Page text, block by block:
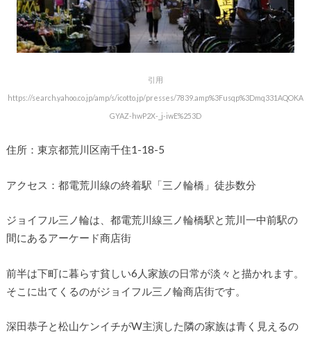
引用
https://search.yahoo.co.jp/amp/s/icotto.jp/presses/7839.amp%3Fusqp%3Dmq331AQOKA
GYAZ-hwP2X-_j-iwE%253D
住所：東京都荒川区南千住1-18-5
アクセス：都電荒川線の終着駅「三ノ輪橋」徒歩数分
ジョイフル三ノ輪は、都電荒川線三ノ輪橋駅と荒川一中前駅の
間にあるアーケード商店街
前半は下町に暮らす貧しい6人家族の日常が淡々と描かれます。
そこに出てくるのがジョイフル三ノ輪商店街です。
深田恭子と松山ケンイチがW主演した隣の家族は青く見えるの